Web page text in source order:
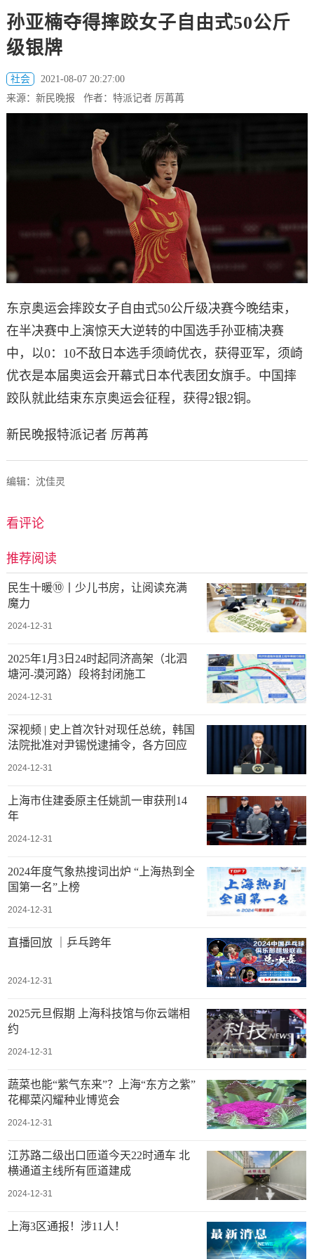
孙亚楠夺得摔跤女子自由式50公斤
级银牌
社会
2021-08-07 20:27:00
来源：新民晚报 作者：特派记者 厉苒苒
东京奥运会摔跤女子自由式50公斤级决赛今晚结束，
在半决赛中上演惊天大逆转的中国选手孙亚楠决赛
中，以0：10不敌日本选手须崎优衣，获得亚军，须崎
优衣是本届奥运会开幕式日本代表团女旗手。中国摔
跤队就此结束东京奥运会征程，获得2银2铜。
新民晚报特派记者 厉苒苒
编辑：沈佳灵
看评论
推荐阅读
民生十暖⑩丨少儿书房，让阅读充满
魔力
2024-12-31
2025年1月3日24时起同济高架（北泗
塘河-漠河路）段将封闭施工
2024-12-31
深视频 | 史上首次针对现任总统，韩国
法院批准对尹锡悦逮捕令，各方回应
2024-12-31
上海市住建委原主任姚凯一审获刑14
年
2024-12-31
2024年度气象热搜词出炉 “上海热到全
国第一名”上榜
2024-12-31
直播回放 ｜乒乓跨年
2024-12-31
2025元旦假期 上海科技馆与你云端相
约
2024-12-31
蔬菜也能“紫气东来”？上海“东方之紫”
花椰菜闪耀种业博览会
2024-12-31
江苏路二级出口匝道今天22时通车 北
横通道主线所有匝道建成
2024-12-31
上海3区通报！涉11人！